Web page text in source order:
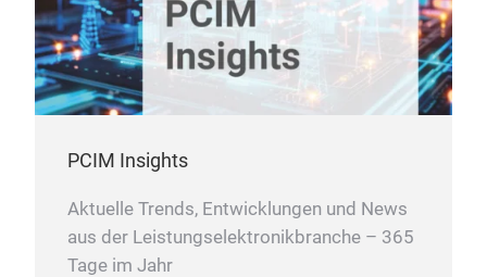
PCIM Insights
Aktuelle Trends, Entwicklungen und News
aus der Leistungselektronikbranche – 365
Tage im Jahr